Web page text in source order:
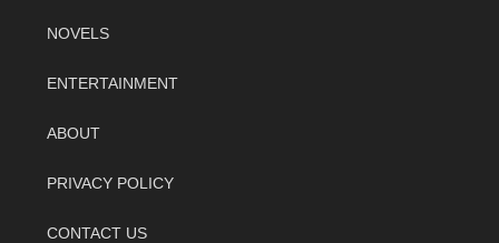
NOVELS
ENTERTAINMENT
ABOUT
PRIVACY POLICY
CONTACT US